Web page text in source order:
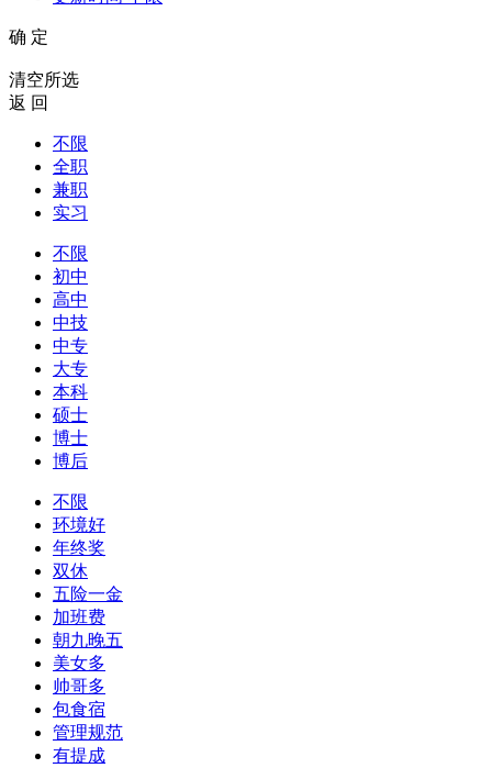
确 定
清空所选
返 回
不限
全职
兼职
实习
不限
初中
高中
中技
中专
大专
本科
硕士
博士
博后
不限
环境好
年终奖
双休
五险一金
加班费
朝九晚五
美女多
帅哥多
包食宿
管理规范
有提成